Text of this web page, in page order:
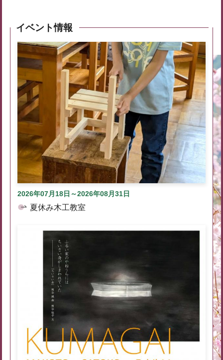
イベント情報
2026年07月18日～2026年08月31日
夏休み木工教室